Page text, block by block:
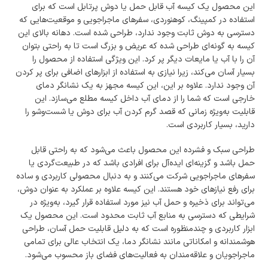
این محصول یک کیسه آب قابل حمل یا دوش پرتابل است که برای
استفاده در کمپینگ، کوهنوردی، سفرهای ماجراجویی و موقعیت‌هایی که
دسترسی به دوش ثابت وجود ندارد، طراحی شده است. دهانه بالای این
کیسه به گونه‌ای طراحی شده که عریض و بزرگ است تا به راحتی بتوان
آن را با آب یا مایعات دیگر پر کرد. این ویژگی استفاده از محصول را
بسیار آسان می‌کند، زیرا نیازی به استفاده از ابزارهای اضافی برای پر کردن
آن وجود ندارد. علاوه بر این، این کیسه مجهز به یک نشانگر دمای
خارجی است که شما را از دمای آب داخل کیسه مطلع می‌سازد. این
قابلیت به‌ویژه زمانی که قصد گرم کردن آب برای دوش یا شست‌وشو را
دارید، بسیار کاربردی است.
طراحی سبک و فشرده این محصول باعث می‌شود که به راحتی قابل
حمل باشد و گزینه‌ای ایده‌آل برای افرادی باشد که در طبیعت‌گردی یا
سفرهای ماجراجویی شرکت می‌کنند و به دنبال محصولی کاربردی و ساده
برای رفع نیازهای خود هستند. این کیسه علاوه بر عملکرد به عنوان دوش،
می‌تواند برای ذخیره و حمل آب نیز مورد استفاده قرار گیرد، به‌ویژه در
شرایطی که دسترسی به منابع آب ثابت محدود است. این محصول یک
ابزار کاربردی و چندمنظوره است که به دلیل قابلیت حمل آسان، طراحی
هوشمندانه و امکاناتی مانند نشانگر دما، یک انتخاب عالی برای تمامی
ماجراجویان و علاقه‌مندان به فعالیت‌های فضای باز محسوب می‌شود.